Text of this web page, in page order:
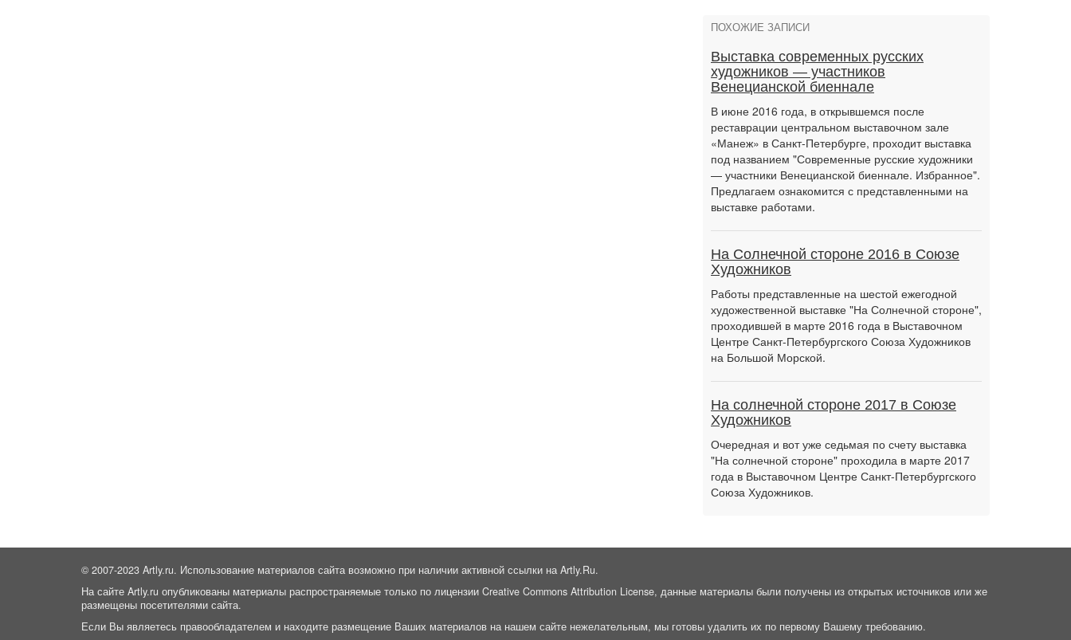
ПОХОЖИЕ ЗАПИСИ
Выставка современных русских
художников — участников
Венецианской биеннале
В июне 2016 года, в открывшемся после
реставрации центральном выставочном зале
«Манеж» в Санкт-Петербурге, проходит выставка
под названием "Современные русские художники
— участники Венецианской биеннале. Избранное".
Предлагаем ознакомится с представленными на
выставке работами.
На Солнечной стороне 2016 в Союзе
Художников
Работы представленные на шестой ежегодной
художественной выставке "На Солнечной стороне",
проходившей в марте 2016 года в Выставочном
Центре Санкт-Петербургского Союза Художников
на Большой Морской.
На солнечной стороне 2017 в Союзе
Художников
Очередная и вот уже седьмая по счету выставка
"На солнечной стороне" проходила в марте 2017
года в Выставочном Центре Санкт-Петербургского
Союза Художников.
© 2007-2023 Artly.ru. Использование материалов сайта возможно при наличии активной ссылки на Artly.Ru.
На сайте Artly.ru опубликованы материалы распространяемые только по лицензии Creative Commons Attribution License, данные материалы были получены из открытых источников или же
размещены посетителями сайта.
Если Вы являетесь правообладателем и находите размещение Ваших материалов на нашем сайте нежелательным, мы готовы удалить их по первому Вашему требованию.